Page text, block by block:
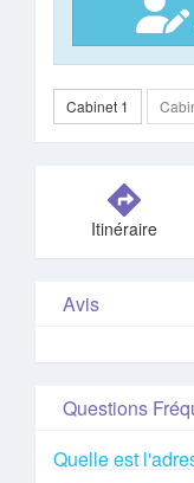
Cabinet 1
Itinéraire
Avis
Questions
Quelle est